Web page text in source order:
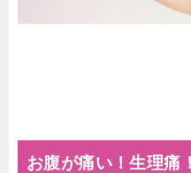
お腹が痛い！生理痛